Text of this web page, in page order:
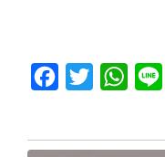
Facebook
Twitter